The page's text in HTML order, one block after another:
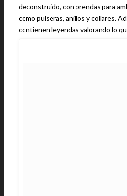
deconstruido, con prendas para
como pulseras, anillos y collares.
contienen leyendas valorando lo